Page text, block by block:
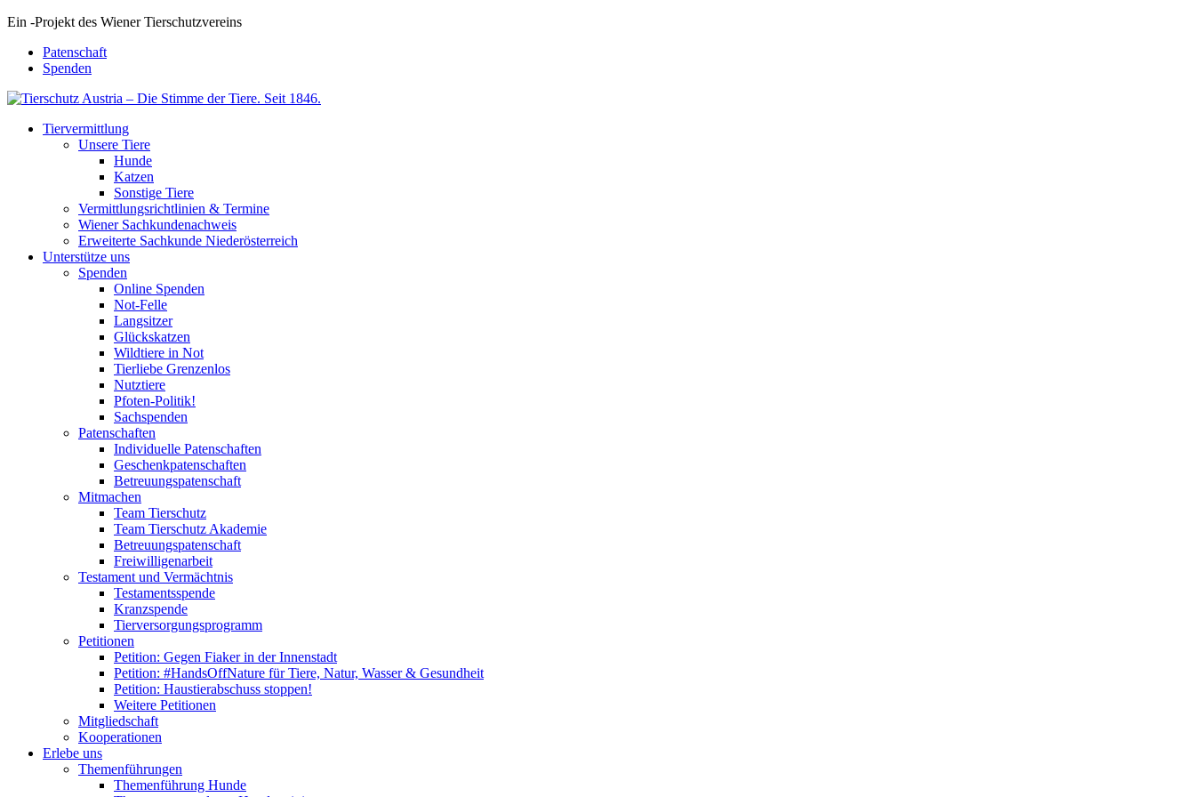
Ein -Projekt des Wiener Tierschutzvereins
Patenschaft
Spenden
Tiervermittlung
Unsere Tiere
Hunde
Katzen
Sonstige Tiere
Vermittlungsrichtlinien & Termine
Wiener Sachkundenachweis
Erweiterte Sachkunde Niederösterreich
Unterstütze uns
Spenden
Online Spenden
Not-Felle
Langsitzer
Glückskatzen
Wildtiere in Not
Tierliebe Grenzenlos
Nutztiere
Pfoten-Politik!
Sachspenden
Patenschaften
Individuelle Patenschaften
Geschenkpatenschaften
Betreuungspatenschaft
Mitmachen
Team Tierschutz
Team Tierschutz Akademie
Betreuungspatenschaft
Freiwilligenarbeit
Testament und Vermächtnis
Testamentsspende
Kranzspende
Tierversorgungsprogramm
Petitionen
Petition: Gegen Fiaker in der Innenstadt
Petition: #HandsOffNature für Tiere, Natur, Wasser & Gesundheit
Petition: Haustierabschuss stoppen!
Weitere Petitionen
Mitgliedschaft
Kooperationen
Erlebe uns
Themenführungen
Themenführung Hunde